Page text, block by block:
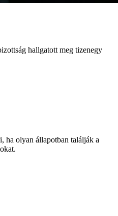
hallgatott meg tizenegy
ha olyan állapotban találják a